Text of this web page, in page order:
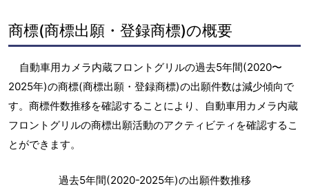
商標(商標出願・登録商標)の概要
自動車用カメラ内蔵フロントグリルの過去5年間(2020〜
2025年)の商標(商標出願・登録商標)の出願件数は減少傾向で
す。商標件数推移を確認することにより、自動車用カメラ内蔵
フロントグリルの商標出願活動のアクティビティを確認するこ
とができます。
過去5年間(2020-2025年)の出願件数推移